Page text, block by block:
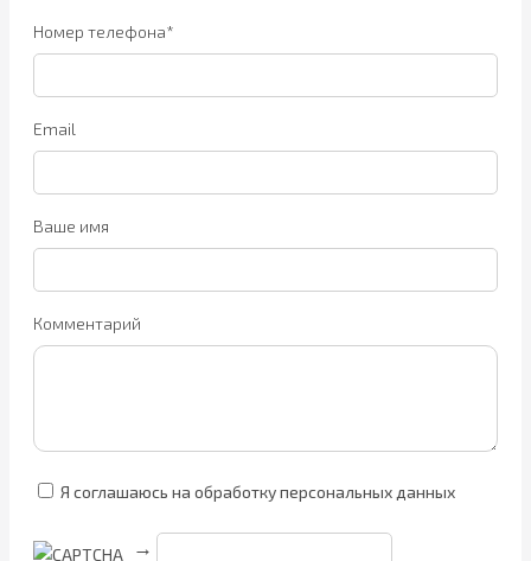
Номер телефона*
Email
Ваше имя
Комментарий
Я соглашаюсь на обработку персональных данных
→